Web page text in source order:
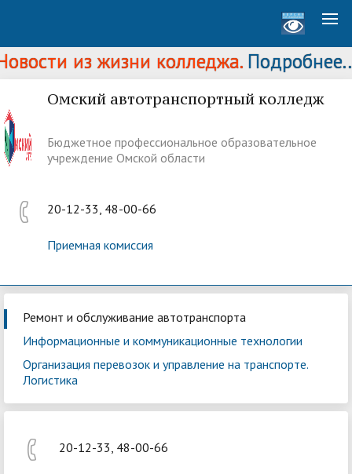
из жизни колледжа.Подробнее...
Омский автотранспортный колледж
Бюджетное профессиональное образовательное
учреждение Омской области
20-12-33, 48-00-66
Приемная комиссия
Ремонт и обслуживание автотранспорта
Информационные и коммуникационные технологии
Организация перевозок и управление на транспорте.
Логистика
20-12-33, 48-00-66